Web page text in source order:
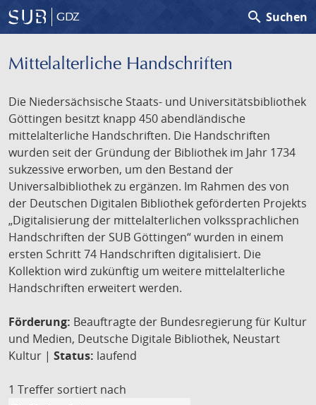
GDZ search Suchen
Mittelalterliche Handschriften
Die Niedersächsische Staats- und Universitätsbibliothek
Göttingen besitzt knapp 450 abendländische
mittelalterliche Handschriften. Die Handschriften
wurden seit der Gründung der Bibliothek im Jahr 1734
sukzessive erworben, um den Bestand der
Universalbibliothek zu ergänzen. Im Rahmen des von
der Deutschen Digitalen Bibliothek geförderten Projekts
„Digitalisierung der mittelalterlichen volkssprachlichen
Handschriften der SUB Göttingen“ wurden in einem
ersten Schritt 74 Handschriften digitalisiert. Die
Kollektion wird zukünftig um weitere mittelalterliche
Handschriften erweitert werden.
Förderung: Beauftragte der Bundesregierung für Kultur
und Medien, Deutsche Digitale Bibliothek, Neustart
Kultur | Status: laufend
1 Treffer sortiert nach